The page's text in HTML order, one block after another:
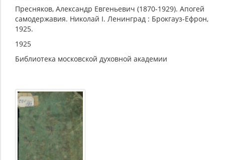
Пресняков, Александр Евгеньевич (1870-1929). Апогей
самодержавия. Николай I. Ленинград : Брокгауз-Ефрон,
1925.
1925
Библиотека московской духовной академии